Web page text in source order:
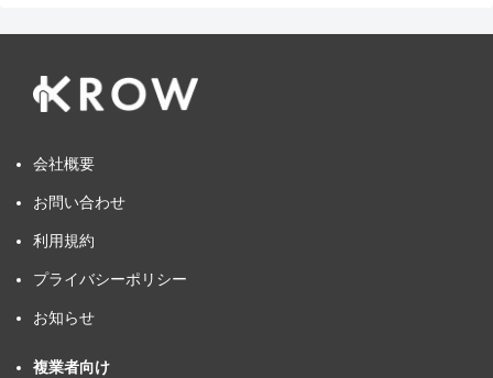
会社概要
お問い合わせ
利用規約
プライバシーポリシー
お知らせ
複業者向け